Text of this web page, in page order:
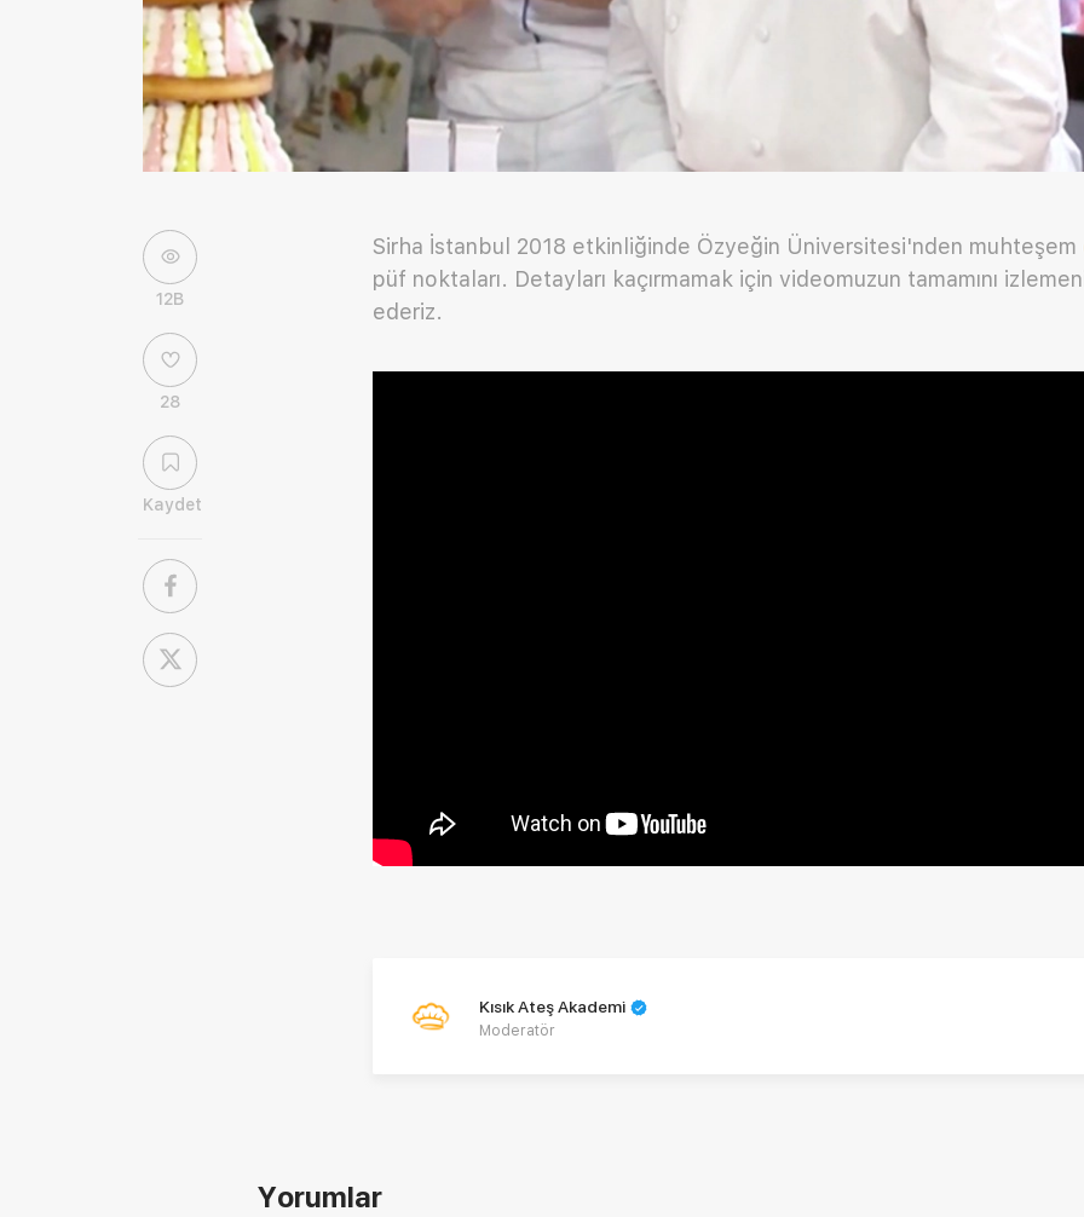
12B
28
Kaydet
Sirha İstanbul 2018 etkinliğinde Özyeğin Üniversitesi'nden muhteşem
püf noktaları. Detayları kaçırmamak için videomuzun tamamını
ederiz.
Kısık Ateş Akademi
Moderatör
Yorumlar